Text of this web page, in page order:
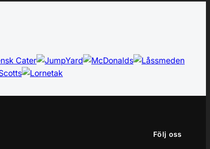
Följ oss